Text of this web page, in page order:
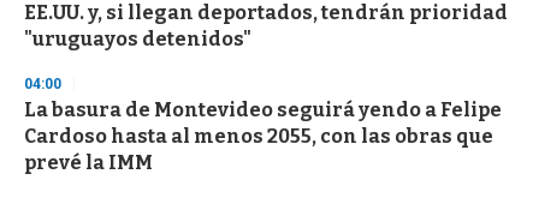
EE.UU. y, si llegan deportados, tendrán prioridad
"uruguayos detenidos"
04:00
La basura de Montevideo seguirá yendo a Felipe
Cardoso hasta al menos 2055, con las obras que
prevé la IMM